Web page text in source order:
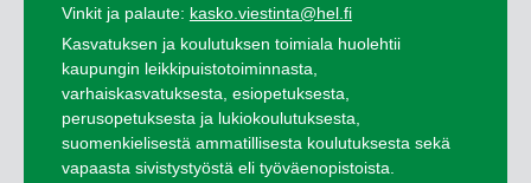
Vinkit ja palaute: kasko.viestinta@hel.fi
Kasvatuksen ja koulutuksen toimiala huolehtii
kaupungin leikkipuistotoiminnasta,
varhaiskasvatuksesta, esiopetuksesta,
perusopetuksesta ja lukiokoulutuksesta,
suomenkielisestä ammatillisesta koulutuksesta sekä
vapaasta sivistystyöstä eli työväenopistoista.